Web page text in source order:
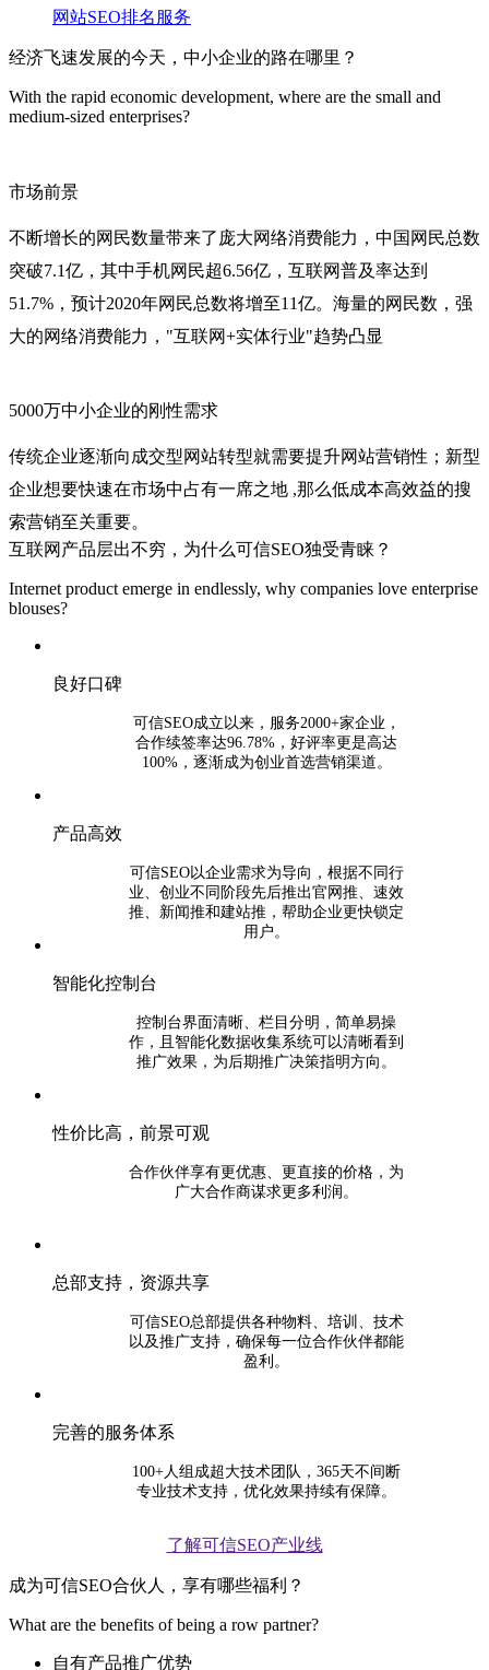
网站SEO排名服务
经济飞速发展的今天，中小企业的路在哪里？
With the rapid economic development, where are the small and
medium-sized enterprises?
市场前景
不断增长的网民数量带来了庞大网络消费能力，中国网民总数
突破7.1亿，其中手机网民超6.56亿，互联网普及率达到
51.7%，预计2020年网民总数将增至11亿。海量的网民数，强
大的网络消费能力，"互联网+实体行业"趋势凸显
5000万中小企业的刚性需求
传统企业逐渐向成交型网站转型就需要提升网站营销性；新型
企业想要快速在市场中占有一席之地 ,那么低成本高效益的搜
索营销至关重要。
互联网产品层出不穷，为什么可信SEO独受青睐？
Internet product emerge in endlessly, why companies love enterprise
blouses?
良好口碑
可信SEO成立以来，服务2000+家企业，
合作续签率达96.78%，好评率更是高达
100%，逐渐成为创业首选营销渠道。
产品高效
可信SEO以企业需求为导向，根据不同行
业、创业不同阶段先后推出官网推、速效
推、新闻推和建站推，帮助企业更快锁定
用户。
智能化控制台
控制台界面清晰、栏目分明，简单易操
作，且智能化数据收集系统可以清晰看到
推广效果，为后期推广决策指明方向。
性价比高，前景可观
合作伙伴享有更优惠、更直接的价格，为
广大合作商谋求更多利润。
总部支持，资源共享
可信SEO总部提供各种物料、培训、技术
以及推广支持，确保每一位合作伙伴都能
盈利。
完善的服务体系
100+人组成超大技术团队，365天不间断
专业技术支持，优化效果持续有保障。
了解可信SEO产业线
成为可信SEO合伙人，享有哪些福利？
What are the benefits of being a row partner?
自有产品推广优势